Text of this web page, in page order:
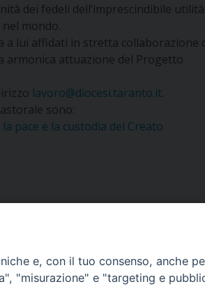
dei fedeli dell’imprescindibile
mondo.
a lui affidati in stretta collaborazione
armonica attuazione del Progetto
lavoro@diocesi.taranto.it.
sono:
pace e la custodia del Creato
e, con il tuo consenso, anche
"misurazione" e "targeting e